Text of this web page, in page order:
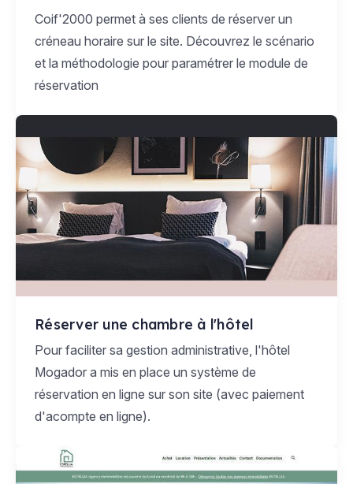
Coif'2000 permet à ses clients de réserver un
créneau horaire sur le site. Découvrez le scénario
et la méthodologie pour paramétrer le module de
réservation
Réserver une chambre à l'hôtel
Pour faciliter sa gestion administrative, l'hôtel
Mogador a mis en place un système de
réservation en ligne sur son site (avec paiement
d'acompte en ligne).